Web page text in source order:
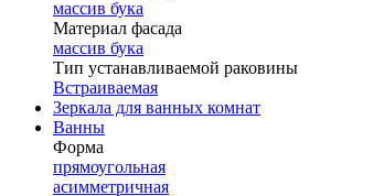
массив бука
Материал фасада
массив бука
Тип устанавливаемой раковины
Встраиваемая
Зеркала для ванных комнат
Ванны
Форма
прямоугольная
асимметричная